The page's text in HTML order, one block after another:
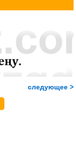
следующее >